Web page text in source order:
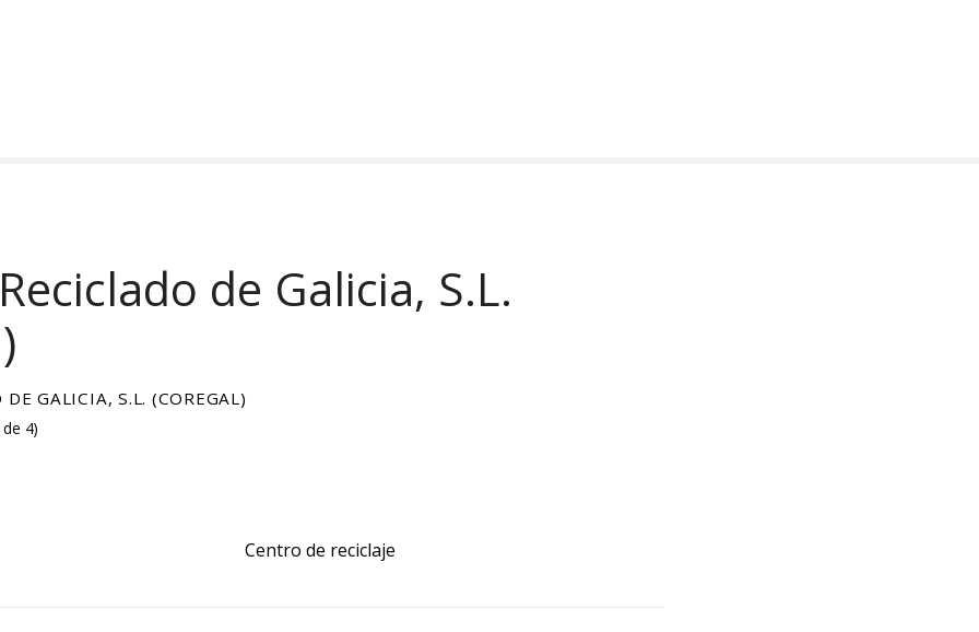
de Galicia, S.L.
GALICIA, S.L. (COREGAL)
de 4)
Centro de reciclaje